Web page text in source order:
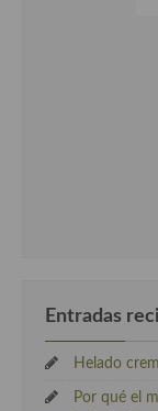
Entradas
Helado
Por qué el